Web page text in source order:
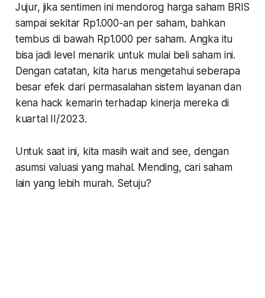
Jujur, jika sentimen ini mendorog harga saham BRIS
sampai sekitar Rp1.000-an per saham, bahkan
tembus di bawah Rp1.000 per saham. Angka itu
bisa jadi level menarik untuk mulai beli saham ini.
Dengan catatan, kita harus mengetahui seberapa
besar efek dari permasalahan sistem layanan dan
kena hack kemarin terhadap kinerja mereka di
kuartal II/2023.
Untuk saat ini, kita masih wait and see, dengan
asumsi valuasi yang mahal. Mending, cari saham
lain yang lebih murah. Setuju?